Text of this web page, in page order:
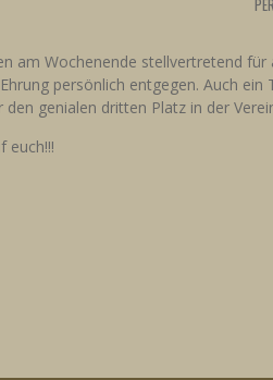
am Wochenende stellvertretend
persönlich entgegen. Auch ein
genialen dritten Platz in der
euch!!!